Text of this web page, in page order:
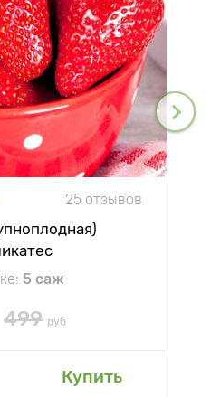
25 отзывов
5 саж
499 руб
Купить